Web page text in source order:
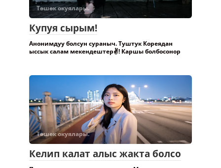
Төшөк окуялары.
Купуя сырым!
Анонимдуу болсун сураныч. Туштук Кореядан
ыссык салам мекендештер✌️! Каршы болбосонор
Төшөк окуялары.
Келип калат алыс жакта болсо